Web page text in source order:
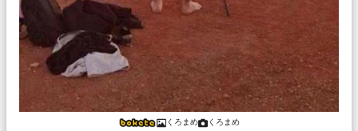
くろまめ くろまめ